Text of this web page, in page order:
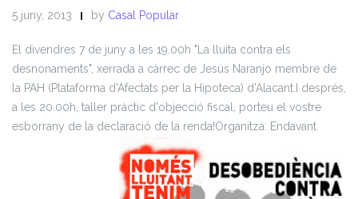
5 juny, 2013 by Casal Popular
El divendres 7 de juny a les 19.00h "La lluita contra els
desnonaments", xerrada a càrrec de Jesús Naranjo membre de
la PAH (Plataforma d'Afectats per la Hipoteca) d'Alacant.
I després,
a les 20.00h, taller pràctic d'objecció fiscal, porteu el vostre
esborrany de la declaració de la renda!Organitza: Endavant